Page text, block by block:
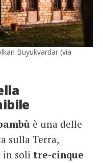
Buyukvardar (via
è una delle
sulla Terra,
in soli tre-cinque